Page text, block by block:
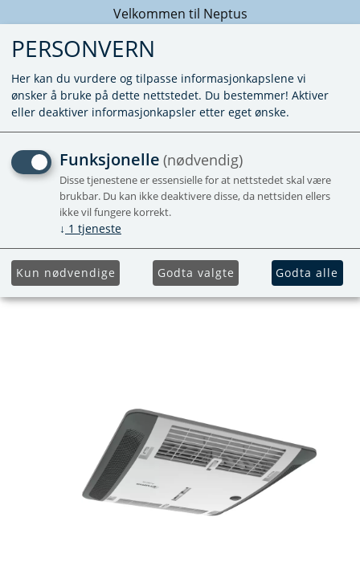
Velkommen til Neptus
AVENTA LUFTFORDELER
1G LITEN GRÅ/ANTRASITT
GRÅ
Liten Innerdel for Aventa
PERSONVERN
Her kan du vurdere og tilpasse informasjonkapslene vi
ønsker å bruke på dette nettstedet. Du bestemmer! Aktiver
eller deaktiver informasjonkapsler etter eget ønske.
Funksjonelle (nødvendig)
Disse tjenestene er essensielle for at nettstedet skal være
brukbar. Du kan ikke deaktivere disse, da nettsiden ellers
ikke vil fungere korrekt.
↓ 1 tjeneste
Kun nødvendige Godta valgte Godta alle